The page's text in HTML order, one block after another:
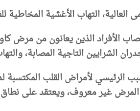
العالية، التهاب الأغشية
الأفراد الذين يعانون من مرض
الشرايين التاجية المصابة،
لأمراض القلب المكتسبة
غير معروف، ويعتقد على نطاق